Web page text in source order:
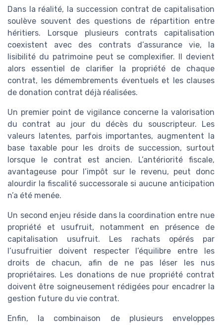
Dans la réalité, la succession contrat de capitalisation
soulève souvent des questions de répartition entre
héritiers. Lorsque plusieurs contrats capitalisation
coexistent avec des contrats d’assurance vie, la
lisibilité du patrimoine peut se complexifier. Il devient
alors essentiel de clarifier la propriété de chaque
contrat, les démembrements éventuels et les clauses
de donation contrat déjà réalisées.
Un premier point de vigilance concerne la valorisation
du contrat au jour du décès du souscripteur. Les
valeurs latentes, parfois importantes, augmentent la
base taxable pour les droits de succession, surtout
lorsque le contrat est ancien. L’antériorité fiscale,
avantageuse pour l’impôt sur le revenu, peut donc
alourdir la fiscalité successorale si aucune anticipation
n’a été menée.
Un second enjeu réside dans la coordination entre nue
propriété et usufruit, notamment en présence de
capitalisation usufruit. Les rachats opérés par
l’usufruitier doivent respecter l’équilibre entre les
droits de chacun, afin de ne pas léser les nus
propriétaires. Les donations de nue propriété contrat
doivent être soigneusement rédigées pour encadrer la
gestion future du vie contrat.
Enfin, la combinaison de plusieurs enveloppes